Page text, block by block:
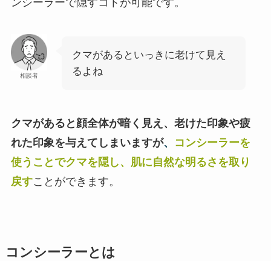
相談者
クマがあるといっきに老けて見え
るよね
クマがあると顔全体が暗く見え、老けた印象や疲
れた印象を与えてしまいますが、
コンシーラーを
使うことでクマを隠し、肌に自然な明るさを取り
戻すことができます。
コンシーラーとは